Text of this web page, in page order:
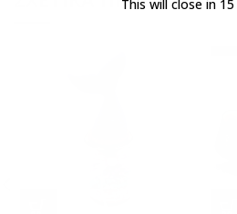
This will close in 15